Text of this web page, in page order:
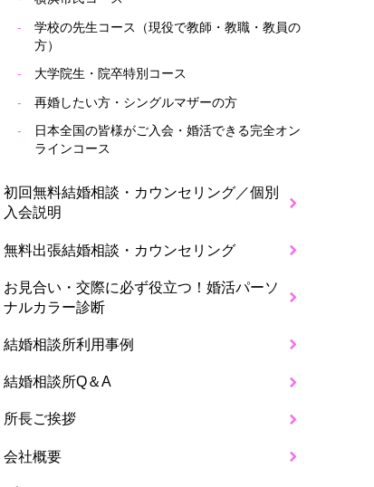
学校の先生コース（現役で教師・教職・教員の
方）
大学院生・院卒特別コース
再婚したい方・シングルマザーの方
日本全国の皆様がご入会・婚活できる完全オン
ラインコース
初回無料結婚相談・カウンセリング／個別
入会説明
無料出張結婚相談・カウンセリング
お見合い・交際に必ず役立つ！婚活パーソ
ナルカラー診断
結婚相談所利用事例
結婚相談所Q＆A
所長ご挨拶
会社概要